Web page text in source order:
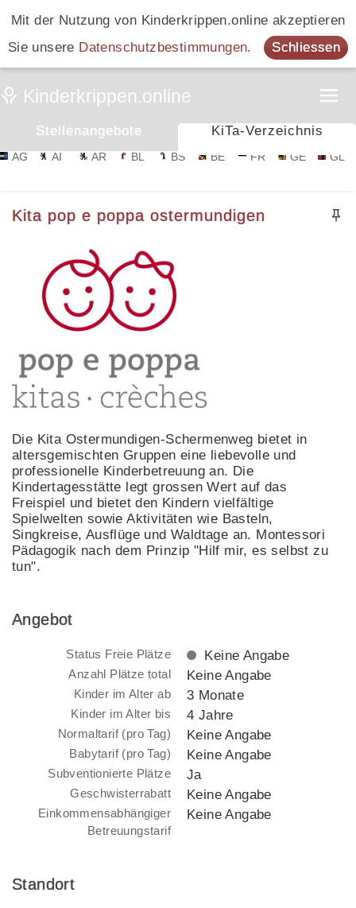
Mit der Nutzung von Kinderkrippen.online akzeptieren
Sie unsere Datenschutzbestimmungen. Schliessen
Stellenangebote KiTa-Verzeichnis
AG AI AR BL BS BE FR GE GL
Kita pop e poppa ostermundigen
Die Kita Ostermundigen-Schermenweg bietet in
altersgemischten Gruppen eine liebevolle und
professionelle Kinderbetreuung an. Die
Kindertagesstätte legt grossen Wert auf das
Freispiel und bietet den Kindern vielfältige
Spielwelten sowie Aktivitäten wie Basteln,
Singkreise, Ausflüge und Waldtage an. Montessori
Pädagogik nach dem Prinzip "Hilf mir, es selbst zu
tun".
Angebot
Status Freie Plätze Keine Angabe
Anzahl Plätze total Keine Angabe
Kinder im Alter ab 3 Monate
Kinder im Alter bis 4 Jahre
Normaltarif (pro Tag) Keine Angabe
Babytarif (pro Tag) Keine Angabe
Subventionierte Plätze Ja
Geschwisterrabatt Keine Angabe
Einkommensabhängiger
Betreuungstarif
Keine Angabe
Standort